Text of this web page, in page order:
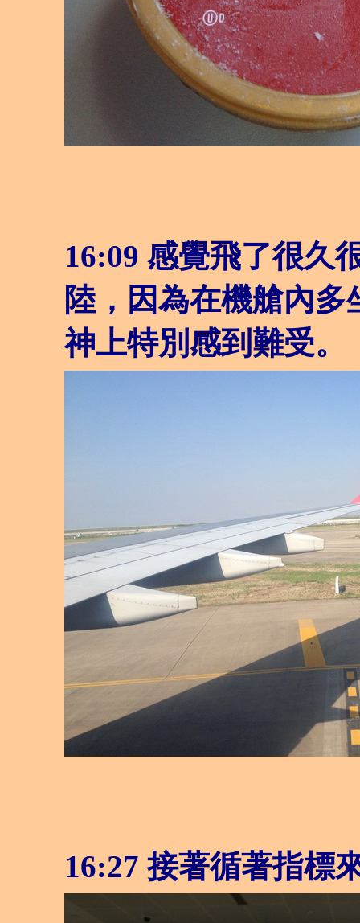
16:09 感覺飛了很久
陸，因為在機艙內
神上特別感到難受。
16:27 接著循著指標